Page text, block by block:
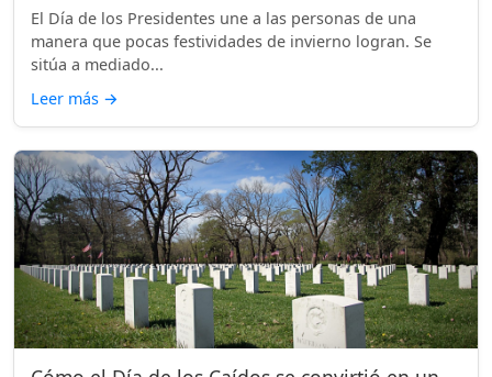
El Día de los Presidentes une a las personas de una
manera que pocas festividades de invierno logran. Se
sitúa a mediado...
Leer más →